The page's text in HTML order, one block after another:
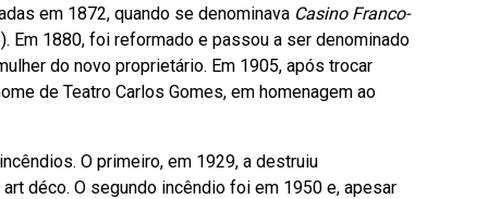
em 1872, quando se denominava Casino Franco-
Em 1880, foi reformado e passou a ser denominado
do novo proprietário. Em 1905, após trocar
de Teatro Carlos Gomes, em homenagem ao
incêndios. O primeiro, em 1929, a destruiu
déco. O segundo incêndio foi em 1950 e, apesar